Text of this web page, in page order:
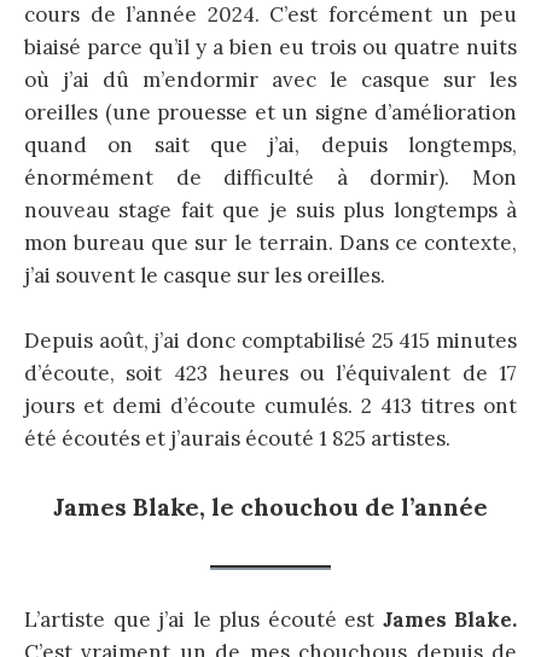
cours de l’année 2024. C’est forcément un peu
biaisé parce qu’il y a bien eu trois ou quatre nuits
où j’ai dû m’endormir avec le casque sur les
oreilles (une prouesse et un signe d’amélioration
quand on sait que j’ai, depuis longtemps,
énormément de difficulté à dormir). Mon
nouveau stage fait que je suis plus longtemps à
mon bureau que sur le terrain. Dans ce contexte,
j’ai souvent le casque sur les oreilles.
Depuis août, j’ai donc comptabilisé 25 415 minutes
d’écoute, soit 423 heures ou l’équivalent de 17
jours et demi d’écoute cumulés. 2 413 titres ont
été écoutés et j’aurais écouté 1 825 artistes.
James Blake, le chouchou de l’année
L’artiste que j’ai le plus écouté est James Blake.